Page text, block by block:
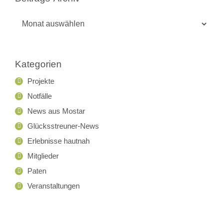
Kategorien
Projekte
Notfälle
News aus Mostar
Glücksstreuner-News
Erlebnisse hautnah
Mitglieder
Paten
Veranstaltungen